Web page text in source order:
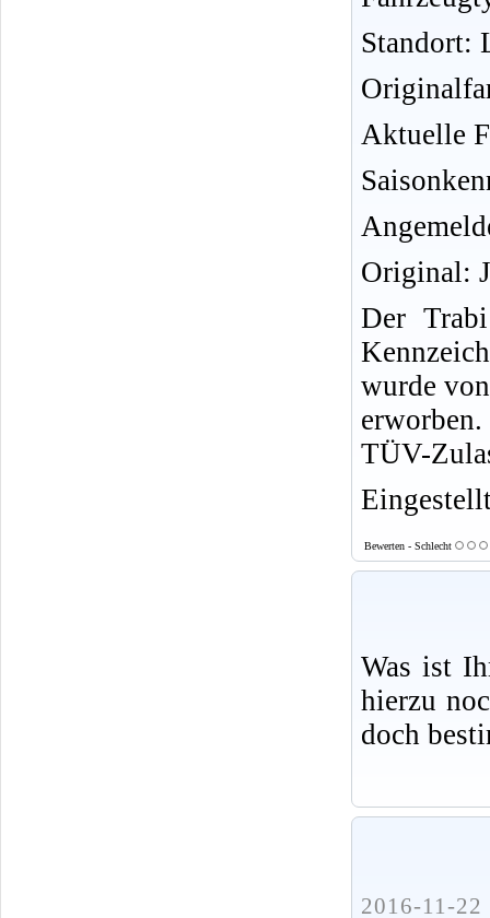
Standort:
Aktuelle
Original:
Der
wurde
TÜV-
Bewerten - Schlecht
Was ist
hierzu
doch
2016-11-22